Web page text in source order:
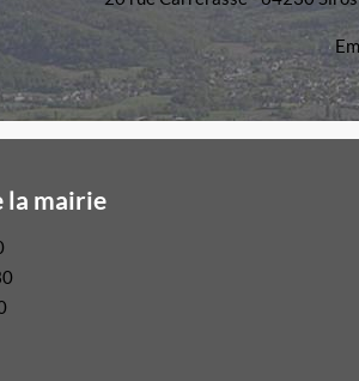
la mairie